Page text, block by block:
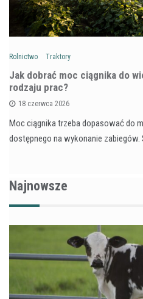
Rolnictwo Traktory
Jak dobrać moc ciągnika do
rodzaju prac?
18 czerwca 2026
Moc ciągnika trzeba dopasować do
dostępnego na wykonanie zabiegów.
Najnowsze